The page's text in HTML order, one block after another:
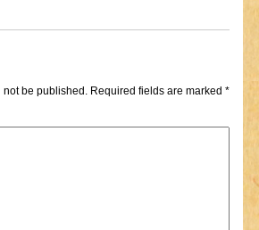
not be published.Required fields are marked *